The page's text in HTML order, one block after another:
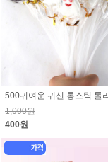
500귀여운 귀신 롱스틱 롤
1,000원
400원